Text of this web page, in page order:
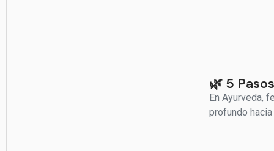
🌿 5
En Ayurveda,
profundo hacia